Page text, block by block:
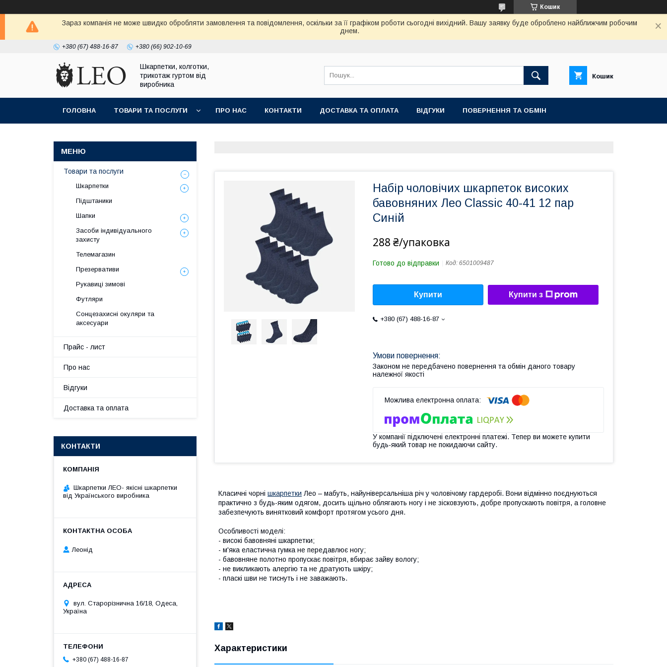
Кошик
Зараз компанія не може швидко обробляти замовлення та повідомлення, оскільки за її графіком роботи сьогодні вихідний. Вашу заявку буде оброблено найближчим робочим
днем.
+380 (67) 488-16-87 +380 (66) 902-10-69
Шкарпетки, колготки,
трикотаж гуртом від
виробника
Кошик
ГОЛОВНА ТОВАРИ ТА ПОСЛУГИ ПРО НАС КОНТАКТИ ДОСТАВКА ТА ОПЛАТА ВIДГУКИ ПОВЕРНЕННЯ ТА ОБМIН
Набір чоловічих шкарпеток високих
бавовняних Лео Classic 40-41 12 пар
Синій
288 ₴/упаковка
Готово до відправки Код: 6501009487
Купити Купити з
+380 (67) 488-16-87
Законом не передбачено повернення та обмін даного товару
належної якості
У компанії підключені електронні платежі. Тепер ви можете купити
будь-який товар не покидаючи сайту.
Класичні чорні шкарпетки Лео – мабуть, найуніверсальніша річ у чоловічому гардеробі. Вони відмінно поєднуються
практично з будь-яким одягом, досить щільно облягають ногу і не зісковзують, добре пропускають повітря, а головне
забезпечують винятковий комфорт протягом усього дня.
Особливості моделі:
- високі бавовняні шкарпетки;
- м'яка еластична гумка не передавлює ногу;
- бавовняне полотно пропускає повітря, вбирає зайву вологу;
- не викликають алергію та не дратують шкіру;
- пласкі шви не тиснуть і не заважають.
Характеристики
Товари та послуги
Шкарпетки
Підштаники
Шапки
Засоби індивідуального
захисту
Телемагазин
Презервативи
Рукавиці зимові
Футляри
Сонцезахисні окуляри та
аксесуари
Прайс - лист
Про нас
Вiдгуки
Доставка та оплата
КОНТАКТИ
Шкарпетки ЛЕО- якісні шкарпетки
від Українського виробника
Леонід
вул. Старорізнична 16/18, Одеса,
Україна
+380 (67) 488-16-87